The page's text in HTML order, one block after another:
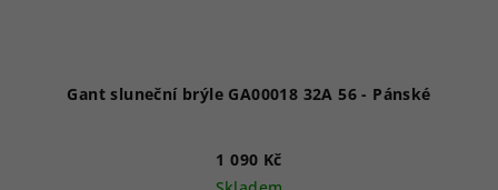
Gant sluneční brýle GA00018 32A 56 - Pánské
1 090 Kč